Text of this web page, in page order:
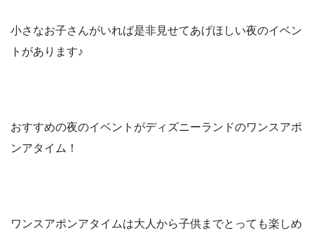
小さなお子さんがいれば是非見せてあげほしい夜のイベン
トがあります♪
おすすめの夜のイベントがディズニーランドのワンスアポ
ンアタイム！
ワンスアポンアタイムは大人から子供までとっても楽しめ